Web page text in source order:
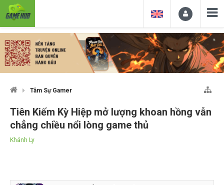
Tâm Sự Gamer
Tiên Kiếm Kỳ Hiệp mở lượng khoan hồng vẫn
chẳng chiều nổi lòng game thủ
Khánh Ly